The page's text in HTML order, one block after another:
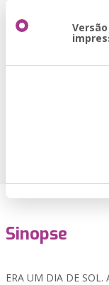
Versão
Sinopse
ERA UM DIA DE SOL.